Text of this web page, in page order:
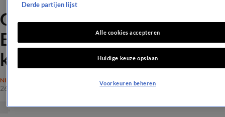
Gaan Jørney en Odim uit
EOTB voor een tweede
kindje?
NIEUWS
26 apr 2022, 18:27
Derde partijen lijst
Alle cookies accepteren
Huidige keuze opslaan
Voorkeuren beheren